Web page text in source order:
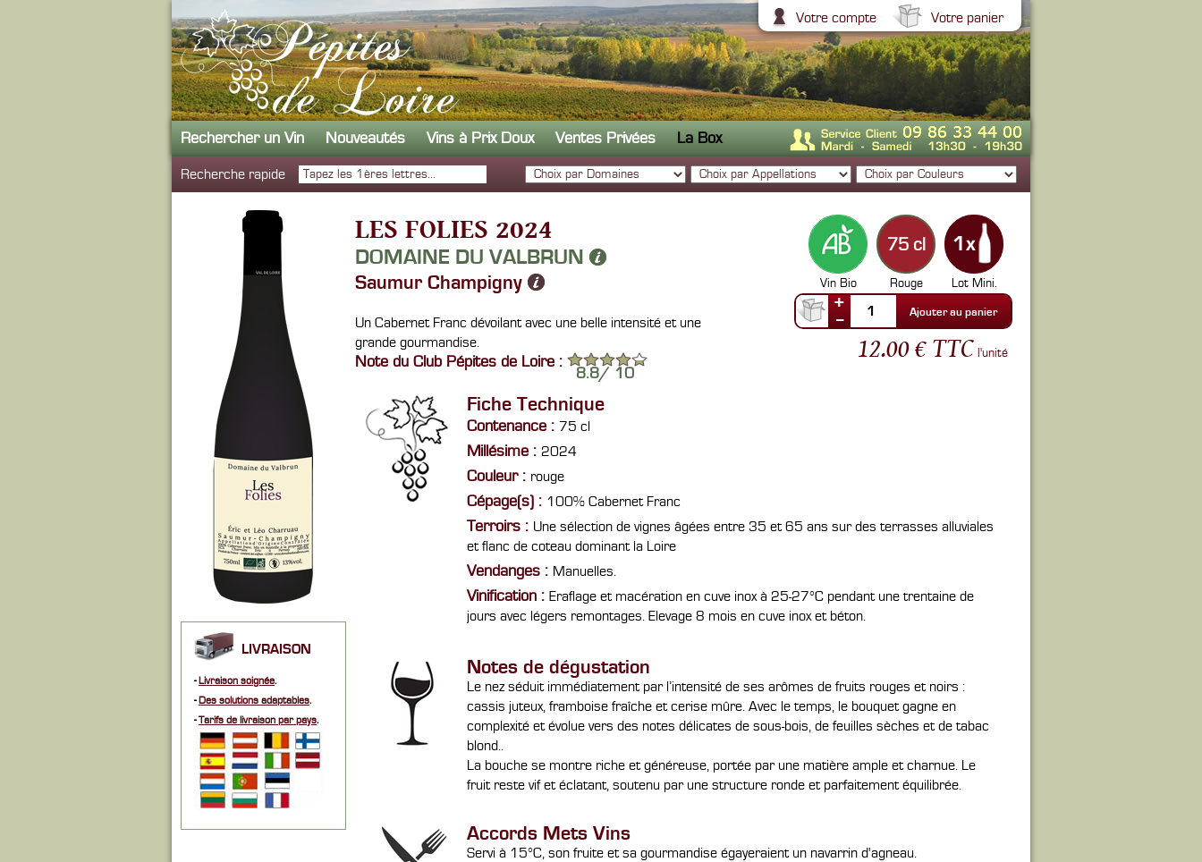
Votre compte Votre panier
Rechercher un Vin Nouveautés Vins à Prix Doux Ventes Privées La Box
Recherche rapide
LIVRAISON
-Livraison soignée.
-Des solutions adaptables.
-Tarifs de livraison par pays.
Vin Bio
75 cl
Rouge Lot Mini.
+
--
1 Ajouter au panier
12.00 € TTC l'unité
LES FOLIES 2024
DOMAINE DU VALBRUN
Saumur Champigny
Un Cabernet Franc dévoilant avec une belle intensité et une
grande gourmandise.
Note du Club Pépites de Loire :
8.8/ 10
Fiche Technique
Contenance : 75 cl
Millésime : 2024
Couleur : rouge
Cépage(s) : 100% Cabernet Franc
Terroirs : Une sélection de vignes âgées entre 35 et 65 ans sur des terrasses alluviales
et flanc de coteau dominant la Loire
Vendanges : Manuelles.
Vinification : Eraflage et macération en cuve inox à 25-27°C pendant une trentaine de
jours avec légers remontages. Elevage 8 mois en cuve inox et béton.
Notes de dégustation
Le nez séduit immédiatement par l’intensité de ses arômes de fruits rouges et noirs :
cassis juteux, framboise fraîche et cerise mûre. Avec le temps, le bouquet gagne en
complexité et évolue vers des notes délicates de sous-bois, de feuilles sèches et de tabac
blond..
La bouche se montre riche et généreuse, portée par une matière ample et charnue. Le
fruit reste vif et éclatant, soutenu par une structure ronde et parfaitement équilibrée.
Accords Mets Vins
Servi à 15°C, son fruite et sa gourmandise égayeraient un navarrin d'agneau.